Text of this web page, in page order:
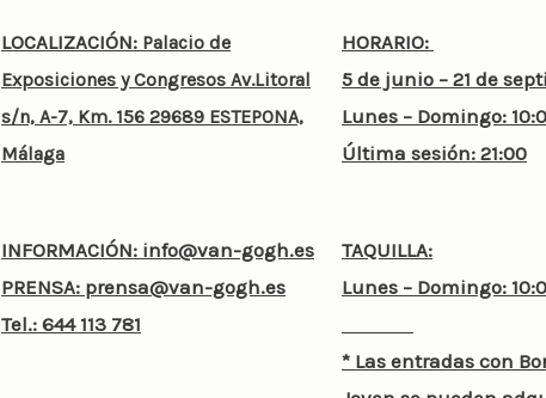
LOCALIZACIÓN: Palacio de
Exposiciones y Congresos Av.Litoral
s/n, A-7, Km. 156 29689 ESTEPONA,
Málaga
INFORMACIÓN: info@van-gogh.es
PRENSA: prensa@van-gogh.es
Tel.: 644 113 781
HORARIO:
5 de junio – 21 de
Lunes – Domingo:
Última sesión: 21:00
TAQUILLA:
Lunes – Domingo:
* Las entradas con